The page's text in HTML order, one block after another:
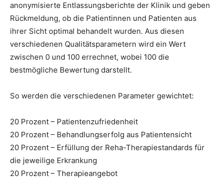
anonymisierte Entlassungsberichte der Klinik und geben
Rückmeldung, ob die Patientinnen und Patienten aus
ihrer Sicht optimal behandelt wurden. Aus diesen
verschiedenen Qualitätsparametern wird ein Wert
zwischen 0 und 100 errechnet, wobei 100 die
bestmögliche Bewertung darstellt.
So werden die verschiedenen Parameter gewichtet:
20 Prozent – Patientenzufriedenheit
20 Prozent – Behandlungserfolg aus Patientensicht
20 Prozent – Erfüllung der Reha-Therapiestandards für
die jeweilige Erkrankung
20 Prozent – Therapieangebot